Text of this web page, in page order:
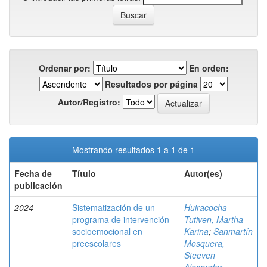
Ordenar por:
En orden:
Resultados por página
Autor/Registro:
Mostrando resultados 1 a 1 de 1
Fecha de
publicación
Título Autor(es)
2024
Sistematización de un
programa de intervención
socioemocional en
preescolares
Huiracocha
Tutiven, Martha
Karina; Sanmartín
Mosquera,
Steeven